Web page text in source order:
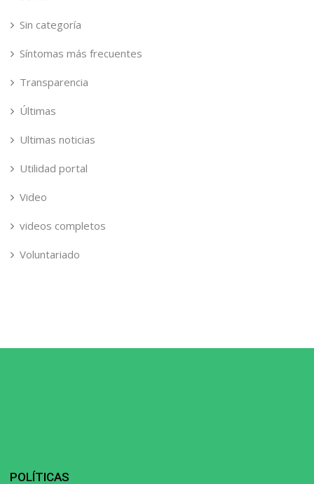
Sin categoría
Síntomas más frecuentes
Transparencia
Últimas
Ultimas noticias
Utilidad portal
Video
videos completos
Voluntariado
POLÍTICAS